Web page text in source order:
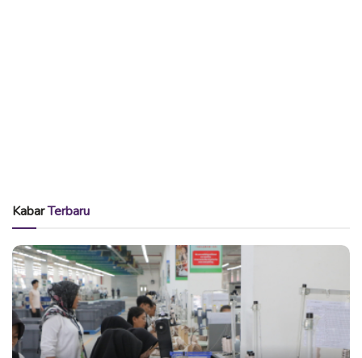
KabarTerbaru